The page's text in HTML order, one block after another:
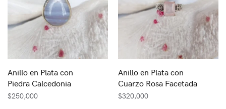
Anillo en Plata con
Piedra Calcedonia
$250,000
Anillo en Plata con
Cuarzo Rosa Facetada
$320,000